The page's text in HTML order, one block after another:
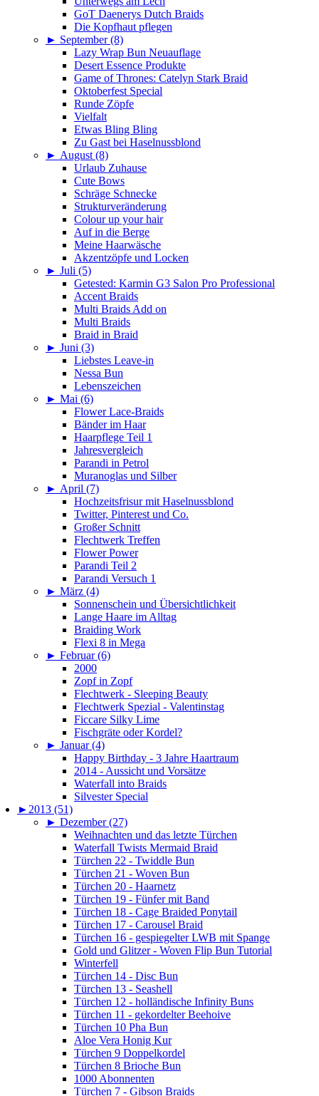
GoT Daenerys Dutch Braids
Die Kopfhaut pflegen
► September (8)
Lazy Wrap Bun Neuauflage
Desert Essence Produkte
Game of Thrones: Catelyn Stark Braid
Oktoberfest Special
Runde Zöpfe
Vielfalt
Etwas Bling Bling
Zu Gast bei Haselnussblond
► August (8)
Urlaub Zuhause
Cute Bows
Schräge Schnecke
Strukturveränderung
Colour up your hair
Auf in die Berge
Meine Haarwäsche
Akzentzöpfe und Locken
► Juli (5)
Getested: Karmin G3 Salon Pro Professional
Accent Braids
Multi Braids Add on
Multi Braids
Braid in Braid
► Juni (3)
Liebstes Leave-in
Nessa Bun
Lebenszeichen
► Mai (6)
Flower Lace-Braids
Bänder im Haar
Haarpflege Teil 1
Jahresvergleich
Parandi in Petrol
Muranoglas und Silber
► April (7)
Hochzeitsfrisur mit Haselnussblond
Twitter, Pinterest und Co.
Großer Schnitt
Flechtwerk Treffen
Flower Power
Parandi Teil 2
Parandi Versuch 1
► März (4)
Sonnenschein und Übersichtlichkeit
Lange Haare im Alltag
Braiding Work
Flexi 8 in Mega
► Februar (6)
2000
Zopf in Zopf
Flechtwerk - Sleeping Beauty
Flechtwerk Spezial - Valentinstag
Ficcare Silky Lime
Fischgräte oder Kordel?
► Januar (4)
Happy Birthday - 3 Jahre Haartraum
2014 - Aussicht und Vorsätze
Waterfall into Braids
Silvester Special
► 2013 (51)
► Dezember (27)
Weihnachten und das letzte Türchen
Waterfall Twists Mermaid Braid
Türchen 22 - Twiddle Bun
Türchen 21 - Woven Bun
Türchen 20 - Haarnetz
Türchen 19 - Fünfer mit Band
Türchen 18 - Cage Braided Ponytail
Türchen 17 - Carousel Braid
Türchen 16 - gespiegelter LWB mit Spange
Gold und Glitzer - Woven Flip Bun Tutorial
Winterfell
Türchen 14 - Disc Bun
Türchen 13 - Seashell
Türchen 12 - holländische Infinity Buns
Türchen 11 - gekordelter Beehoive
Türchen 10 Pha Bun
Aloe Vera Honig Kur
Türchen 9 Doppelkordel
Türchen 8 Brioche Bun
1000 Abonnenten
Türchen 7 - Gibson Braids